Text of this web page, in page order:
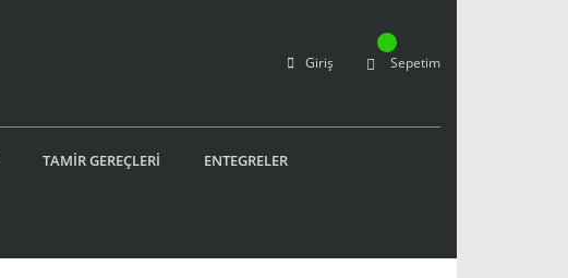
Giriş Sepetim
TAMİR GEREÇLERİ ENTEGRELER